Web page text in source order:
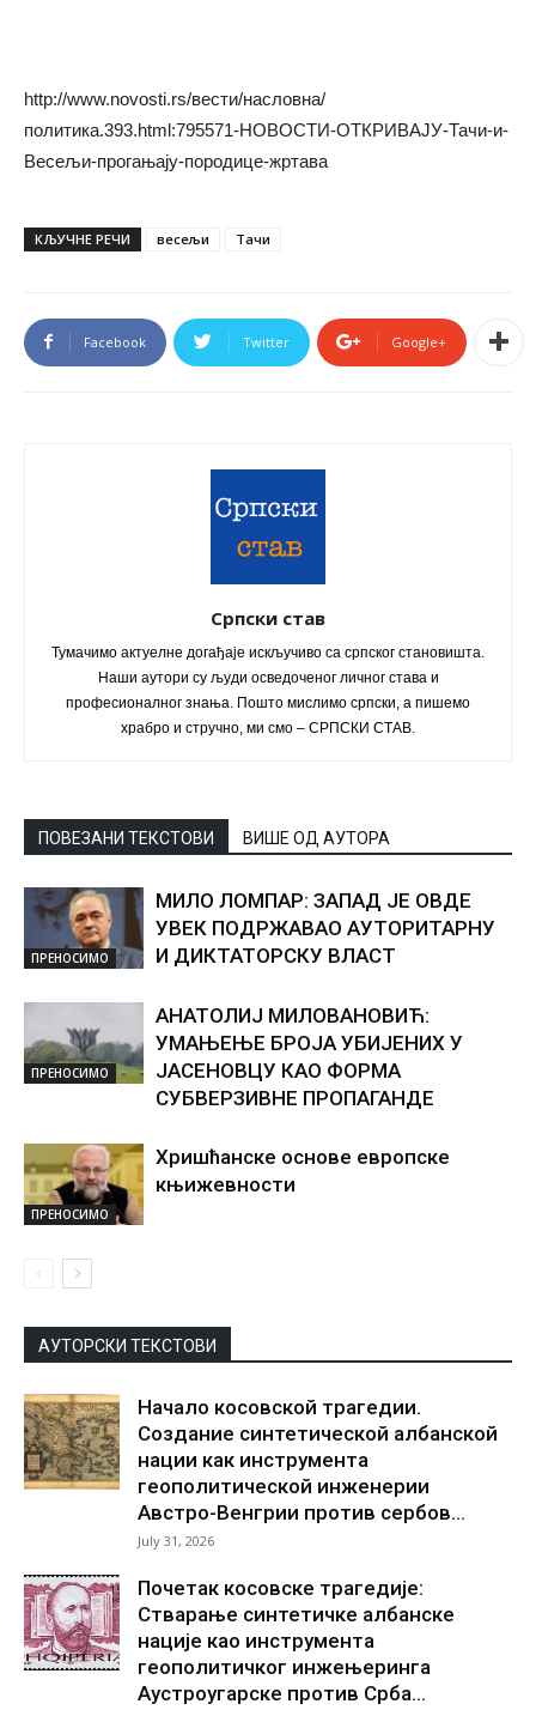
http://www.novosti.rs/вести/насловна/
политика.393.html:795571-НОВОСТИ-ОТКРИВАЈУ-Тачи-и-
Весељи-прогањају-породице-жртава
КЉУЧНЕ РЕЧИ весељи Тачи
Facebook Twitter Google+
Српски став
Тумачимо актуелне догађаје искључиво са српског становишта.
Наши аутори су људи осведоченог личног става и
професионалног знања. Пошто мислимо српски, а пишемо
храбро и стручно, ми смо – СРПСКИ СТАВ.
ПОВЕЗАНИ ТЕКСТОВИ ВИШЕ ОД АУТОРА
ПРЕНОСИМО
МИЛО ЛОМПАР: ЗАПАД ЈЕ ОВДЕ
УВЕК ПОДРЖАВАО АУТОРИТАРНУ
И ДИКТАТОРСКУ ВЛАСТ
ПРЕНОСИМО
АНАТОЛИЈ МИЛОВАНОВИЋ:
УМАЊЕЊЕ БРОЈА УБИЈЕНИХ У
ЈАСЕНОВЦУ КАО ФОРМА
СУБВЕРЗИВНЕ ПРОПАГАНДЕ
ПРЕНОСИМО
Хришћанске основе европске
књижевности
АУТОРСКИ ТЕКСТОВИ
Начало косовской трагедии.
Создание синтетической албанской
нации как инструмента
геополитической инженерии
Австро-Венгрии против сербов...
July 31, 2026
Почетак косовске трагедије:
Стварање синтетичке албанске
нације као инструмента
геополитичког инжењеринга
Аустроугарске против Срба...